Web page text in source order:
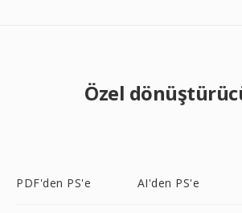
Özel
PDF'den PS'e AI'den PS'e